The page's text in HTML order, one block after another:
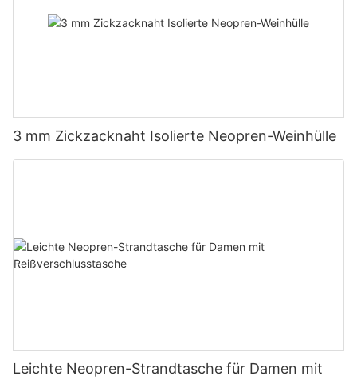
3 mm Zickzacknaht Isolierte Neopren-Weinhülle
Leichte Neopren-Strandtasche für Damen mit